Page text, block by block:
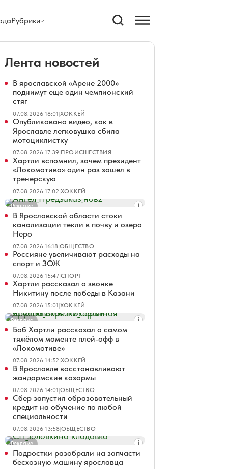
Рубрики
Лента новостей
В ярославской «Арене 2000»
поднимут еще один чемпионский
стяг
07.08.2026 18:01|ХОККЕЙ
Опубликовано видео, как в
Ярославле легковушка сбила
мотоциклистку
07.08.2026 17:39|ПРОИСШЕСТВИЯ
Хартли вспомнил, зачем президент
«Локомотива» один раз зашел в
тренерскую
07.08.2026 17:02|ХОККЕЙ
Реклама
В Ярославской области стоки
канализации текли в почву и озеро
Неро
07.08.2026 16:18|ОБЩЕСТВО
Россияне увеличивают расходы на
спорт и ЗОЖ
07.08.2026 15:47|СПОРТ
Хартли рассказал о звонке
Никитину после победы в Казани
07.08.2026 15:01|ХОККЕЙ
Реклама
Боб Хартли рассказал о самом
тяжёлом моменте плей-офф в
«Локомотиве»
07.08.2026 14:52|ХОККЕЙ
В Ярославле восстанавливают
жандармские казармы
07.08.2026 14:01|ОБЩЕСТВО
Сбер запустил образовательный
кредит на обучение по любой
специальности
07.08.2026 13:58|ОБЩЕСТВО
Реклама
Подростки разобрали на запчасти
бесхозную машину ярославца